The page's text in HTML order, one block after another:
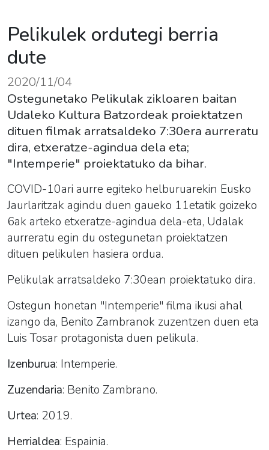
Pelikulek ordutegi berria
dute
2020/11/04
Ostegunetako Pelikulak zikloaren baitan
Udaleko Kultura Batzordeak proiektatzen
dituen filmak arratsaldeko 7:30era aurreratu
dira, etxeratze-agindua dela eta;
"Intemperie" proiektatuko da bihar.
COVID-10ari aurre egiteko helburuarekin Eusko
Jaurlaritzak agindu duen gaueko 11etatik goizeko
6ak arteko etxeratze-agindua dela-eta, Udalak
aurreratu egin du ostegunetan proiektatzen
dituen pelikulen hasiera ordua.
Pelikulak arratsaldeko 7:30ean proiektatuko dira.
Ostegun honetan "Intemperie" filma ikusi ahal
izango da, Benito Zambranok zuzentzen duen eta
Luis Tosar protagonista duen pelikula.
Izenburua: Intemperie.
Zuzendaria: Benito Zambrano.
Urtea: 2019.
Herrialdea: Espainia.